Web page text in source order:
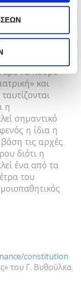
του
θα
φάρμακο
να πούμε
και
η
σημαντικό
η ίδια η
τις αρχές
διότι η
ένα από τα
του
constitution
του Γ. Βυθούλκα